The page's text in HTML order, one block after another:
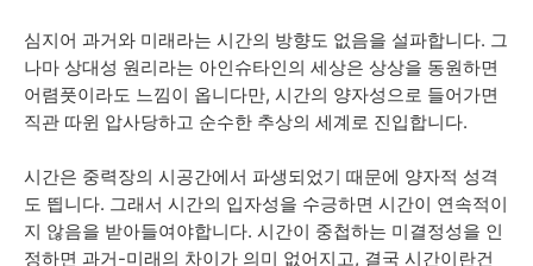
심지어 과거와 미래라는 시간의 방향도 없음을 설파합니다. 그
나마 상대성 원리라는 아인슈타인의 세상은 상상을 동원하면
어렴풋이라도 느낌이 옵니다만, 시간의 양자성으로 들어가면
직관 따윈 압사당하고 순수한 추상의 세계로 진입합니다.
시간은 중력장의 시공간에서 파생되었기 때문에 양자적 성격
도 띕니다. 그래서 시간의 입자성을 수긍하면 시간이 연속적이
지 않음을 받아들여야합니다. 시간이 중첩하는 미결정성을 인
정하면 과거-미래의 차이가 의미 없어지고, 결국 시간이란건